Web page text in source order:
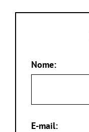
Nome:
E-mail: